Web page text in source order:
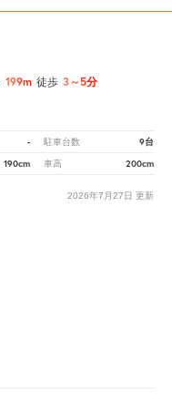
199m 徒歩 3～5分
- 駐車台数 9台
190cm 車高 200cm
2026年7月27日 更新